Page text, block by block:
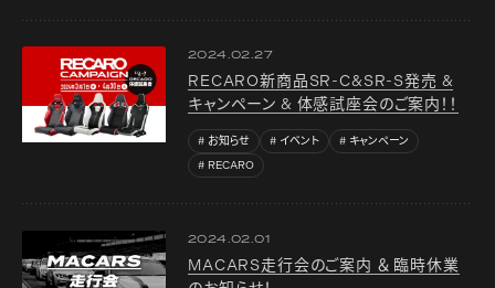
2024.02.27
RECARO新商品SR-C&SR-S発売 &
キャンペーン & 体感試座会のご案内！！
お知らせ イベント
キャンペーン
RECARO
2024.02.01
MACARS走行会のご案内 ＆ 臨時休業